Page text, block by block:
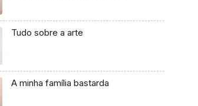
Tudo sobre a arte
A minha família bastarda